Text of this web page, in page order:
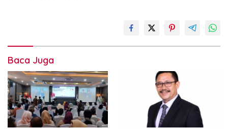
Baca Juga